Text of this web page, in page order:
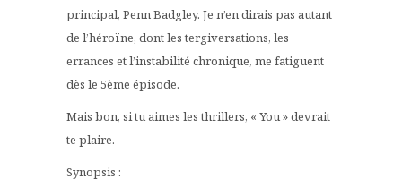
principal, Penn Badgley. Je n’en dirais pas autant
de l’héroïne, dont les tergiversations, les
errances et l’instabilité chronique, me fatiguent
dès le 5ème épisode.
Mais bon, si tu aimes les thrillers, « You » devrait
te plaire.
Synopsis :